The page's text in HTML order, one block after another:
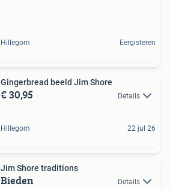
Hillegom Eergisteren
Gingerbread beeld Jim Shore
€ 30,95 Details
Hillegom 22 jul 26
Jim Shore traditions
Bieden Details